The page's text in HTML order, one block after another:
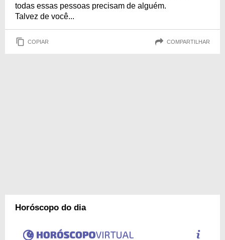
todas essas pessoas precisam de alguém.
Talvez de você...
COPIAR COMPARTILHAR
Horóscopo do dia